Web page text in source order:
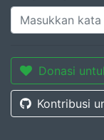
Donasi
Kontribusi